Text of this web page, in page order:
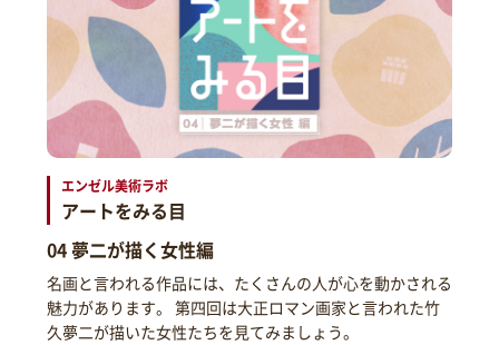
エンゼル美術ラボ
アートをみる目
04 夢二が描く女性編
名画と言われる作品には、たくさんの人が心を動かされる
魅力があります。 第四回は大正ロマン画家と言われた竹
久夢二が描いた女性たちを見てみましょう。